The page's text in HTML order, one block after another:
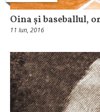
Oina și baseballul,
11 Iun, 2016